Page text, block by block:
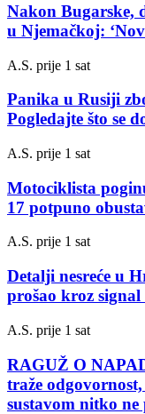
Nakon Bugarske,
u Njemačkoj:
A.S. prije 1 sat
Panika u Rusiji
Pogledajte što se
A.S. prije 1 sat
Motociklista
17 potpuno
A.S. prije 1 sat
Detalji nesreće u
prošao kroz signal
A.S. prije 1 sat
RAGUŽ O
traže
sustavom nitko